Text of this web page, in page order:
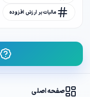
صفحه اصلی
مالیات بر ارزش افزوده